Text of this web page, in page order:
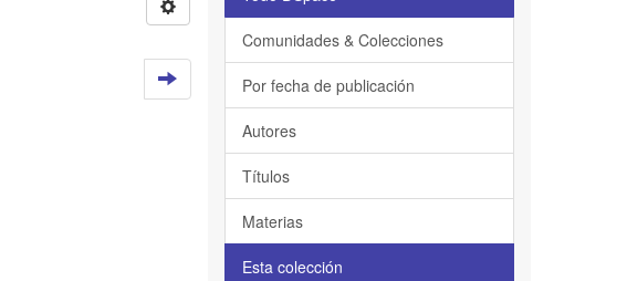
Comunidades & Colecciones
Por fecha de publicación
Autores
Títulos
Materias
Esta colección